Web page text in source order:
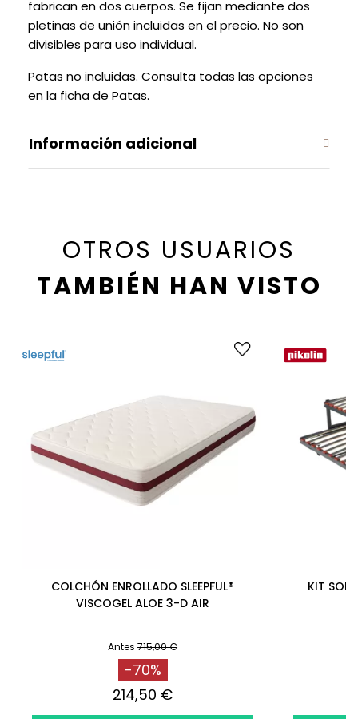
fabrican en dos cuerpos. Se fijan mediante dos
pletinas de unión incluidas en el precio. No son
divisibles para uso individual.
Patas no incluidas. Consulta todas las opciones
en la ficha de Patas.
Información adicional
OTROS USUARIOS
TAMBIÉN HAN VISTO
COLCHÓN ENROLLADO SLEEPFUL®
VISCOGEL ALOE 3-D AIR
Antes 715,00 €
-70%
214,50 €
KIT